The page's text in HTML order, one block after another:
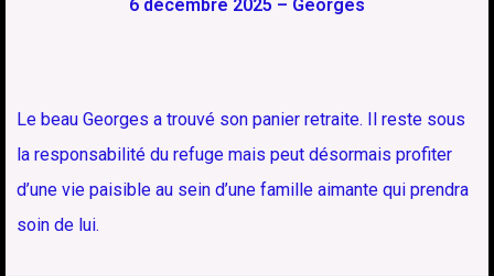
6 décembre 2025 – Georges
Le beau Georges a trouvé son panier retraite. Il reste sous
la responsabilité du refuge mais peut désormais profiter
d’une vie paisible au sein d’une famille aimante qui prendra
soin de lui.